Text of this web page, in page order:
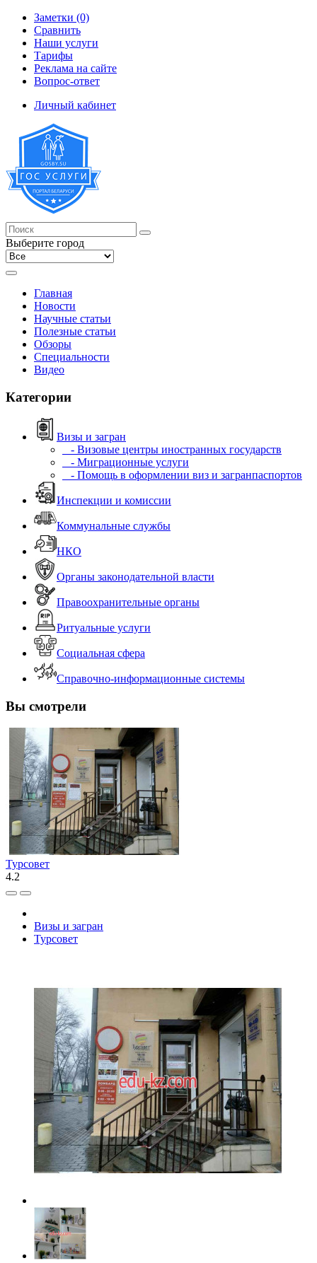
Заметки (0)
Сравнить
Наши услуги
Тарифы
Реклама на сайте
Вопрос-ответ
Личный кабинет
Выберите город
Главная
Новости
Научные статьи
Полезные статьи
Обзоры
Специальности
Видео
Категории
Визы и загран
- Визовые центры иностранных государств
- Миграционные услуги
- Помощь в оформлении виз и загранпаспортов
Инспекции и комиссии
Коммунальные службы
НКО
Органы законодательной власти
Правоохранительные органы
Ритуальные услуги
Социальная сфера
Справочно-информационные системы
Вы смотрели
Турсовет
4.2
Визы и загран
Турсовет